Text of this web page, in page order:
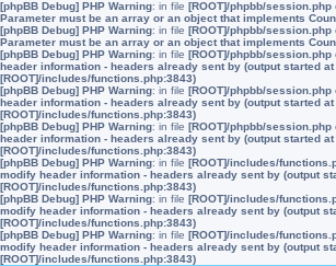
[phpBB Debug] PHP Warning: in file [ROOT]/phpbb/session.php
Parameter must be an array or an object that implements
[phpBB Debug] PHP Warning: in file [ROOT]/phpbb/session.php
Parameter must be an array or an object that implements
[phpBB Debug] PHP Warning: in file [ROOT]/phpbb/session.php
header information - headers already sent by (output started at
[ROOT]/includes/functions.php:3843)
[phpBB Debug] PHP Warning: in file [ROOT]/phpbb/session.php
header information - headers already sent by (output started at
[ROOT]/includes/functions.php:3843)
[phpBB Debug] PHP Warning: in file [ROOT]/phpbb/session.php
header information - headers already sent by (output started at
[ROOT]/includes/functions.php:3843)
[phpBB Debug] PHP Warning: in file [ROOT]/includes/
modify header information - headers already sent by (output
[ROOT]/includes/functions.php:3843)
[phpBB Debug] PHP Warning: in file [ROOT]/includes/
modify header information - headers already sent by (output
[ROOT]/includes/functions.php:3843)
[phpBB Debug] PHP Warning: in file [ROOT]/includes/
modify header information - headers already sent by (output
[ROOT]/includes/functions.php:3843)